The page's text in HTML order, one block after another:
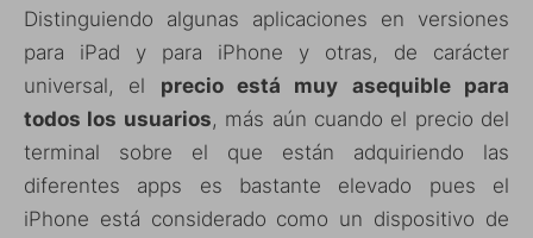
Distinguiendo algunas aplicaciones en versiones
para iPad y para iPhone y otras, de carácter
universal, el precio está muy asequible para
todos los usuarios, más aún cuando el precio del
terminal sobre el que están adquiriendo las
diferentes apps es bastante elevado pues el
iPhone está considerado como un dispositivo de